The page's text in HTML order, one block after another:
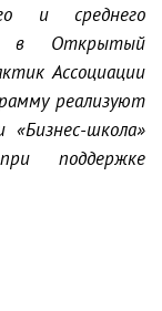
и среднего
в Открытый
Ассоциации
реализуют
школа»
поддержке